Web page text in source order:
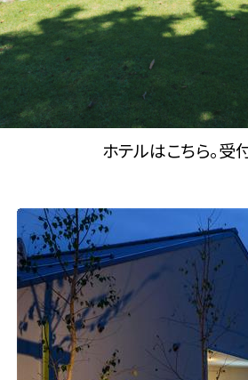
ホテルはこちら。受